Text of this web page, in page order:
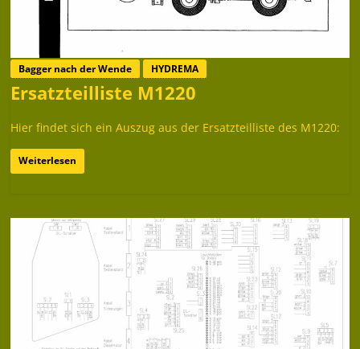
Bagger nach der Wende HYDREMA
Ersatzteilliste M1220
Hier findet sich ein Auszug aus der Ersatzteilliste des M1220:
Weiterlesen